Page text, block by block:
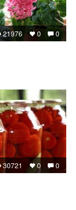
0
0
21976
0
0
30721